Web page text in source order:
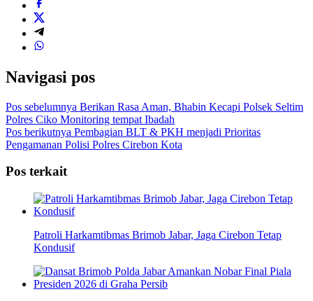
Navigasi pos
Pos sebelumnya Berikan Rasa Aman, Bhabin Kecapi Polsek Seltim
Polres Ciko Monitoring tempat Ibadah
Pos berikutnya Pembagian BLT & PKH menjadi Prioritas
Pengamanan Polisi Polres Cirebon Kota
Pos terkait
Patroli Harkamtibmas Brimob Jabar, Jaga Cirebon Tetap
Kondusif